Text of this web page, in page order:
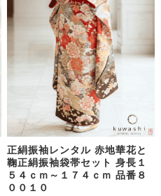
正絹振袖レンタル 赤地華花と
鞠正絹振袖袋帯セット 身長１
５４ｃｍ～１７４ｃｍ 品番８
００１０